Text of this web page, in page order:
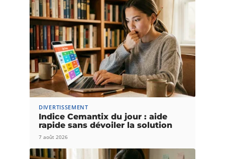
DIVERTISSEMENT
Indice Cemantix du jour : aide
rapide sans dévoiler la solution
7 août 2026